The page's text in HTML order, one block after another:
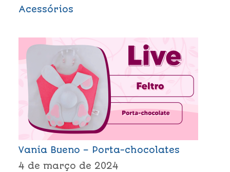
Acessórios
Vania Bueno – Porta-chocolates
4 de março de 2024